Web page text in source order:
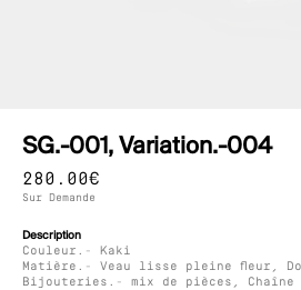
SG.-001, Variation.-004
280.00€
Sur Demande
Description
Couleur.- Kaki
Matière.- Veau lisse pleine fleur,
Bijouteries.- mix de pièces, Chaîne